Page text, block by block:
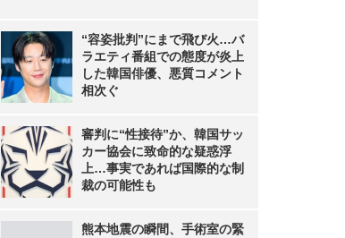
“容姿批判”にまで飛び火…バ
ラエティ番組での態度が炎上
した韓国俳優、悪質コメント
相次ぐ
審判に“性接待”か、韓国サッ
カー協会に致命的な疑惑浮
上…事実であれば国際的な制
裁の可能性も
熊本地震の瞬間、手術室の緊